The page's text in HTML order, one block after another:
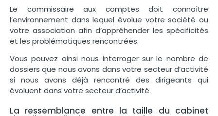
Le commissaire aux comptes doit connaître
l’environnement dans lequel évolue votre société ou
votre association afin d’appréhender les spécificités
et les problématiques rencontrées.
Vous pouvez ainsi nous interroger sur le nombre de
dossiers que nous avons dans votre secteur d’activité
si nous avons déjà rencontré des dirigeants qui
évoluent dans votre secteur d’activité.
La ressemblance entre la taille du cabinet